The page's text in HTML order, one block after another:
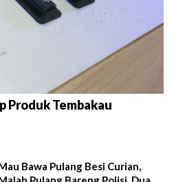
Produk Tembakau
Bawa Pulang Besi Curian,